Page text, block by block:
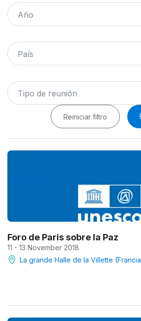
Año
País
Tipo de reunión
Reiniciar filtro
Foro de Paris sobre la Paz
11 - 13 November 2018
La grande Halle de la Villette